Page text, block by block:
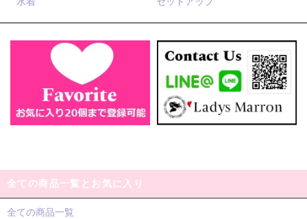
全ての商品一覧とお気に入り
全ての商品一覧